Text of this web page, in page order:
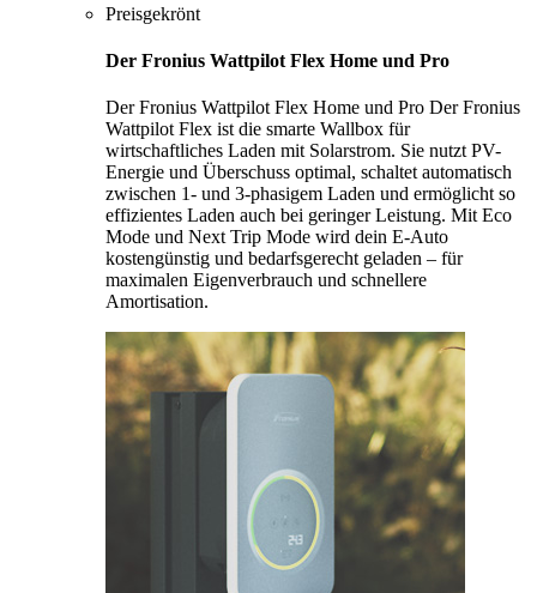
Preisgekrönt
Der Fronius Wattpilot Flex Home und Pro
Der Fronius Wattpilot Flex Home und Pro Der Fronius
Wattpilot Flex ist die smarte Wallbox für
wirtschaftliches Laden mit Solarstrom. Sie nutzt PV-
Energie und Überschuss optimal, schaltet automatisch
zwischen 1- und 3-phasigem Laden und ermöglicht so
effizientes Laden auch bei geringer Leistung. Mit Eco
Mode und Next Trip Mode wird dein E-Auto
kostengünstig und bedarfsgerecht geladen – für
maximalen Eigenverbrauch und schnellere
Amortisation.